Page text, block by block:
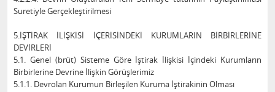
Suretiyle Gerçekleştirilmesi
5.İŞTİRAK İLİŞKİSİ İÇERİSİNDEKİ KURUMLARIN BİRBİRLERİNE
DEVİRLERİ
5.1. Genel (brüt) Sisteme Göre İştirak İlişkisi İçindeki Kurumların
Birbirlerine Devrine İlişkin Görüşlerimiz
5.1.1. Devrolan Kurumun Birleşilen Kuruma İştirakinin Olması